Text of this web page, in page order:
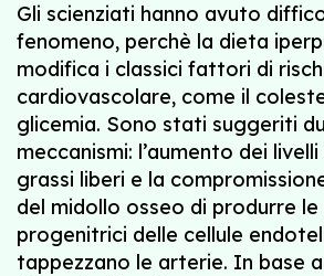
Gli scienziati hanno avuto
fenomeno, perchè la dieta
modifica i classici fattori di
cardiovascolare, come il
glicemia. Sono stati suggeriti
meccanismi: l’aumento dei
grassi liberi e la
del midollo osseo di produrre le
progenitrici delle cellule
tappezzano le arterie. In base